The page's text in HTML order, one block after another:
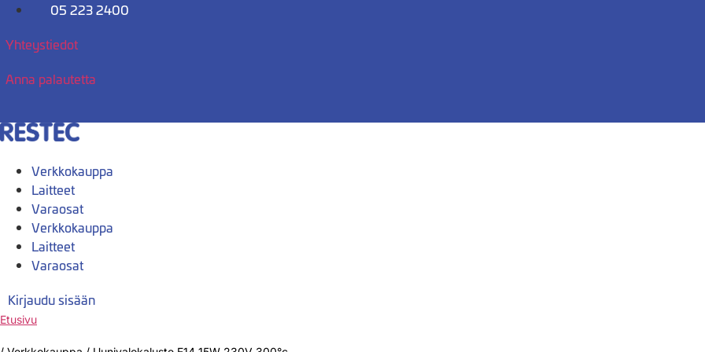
Mene
05 223 2400
Yhteystiedot
Anna palautetta
Verkkokauppa
Laitteet
Varaosat
Verkkokauppa
Laitteet
Varaosat
Kirjaudu sisään
Etusivu